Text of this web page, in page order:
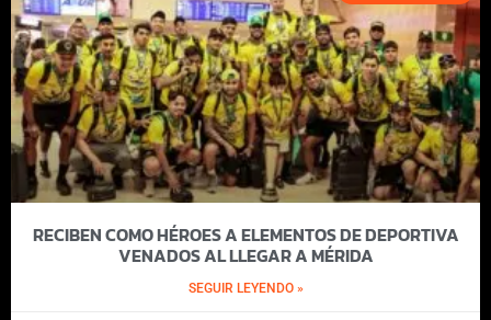
RECIBEN COMO HÉROES A ELEMENTOS DE DEPORTIVA
VENADOS AL LLEGAR A MÉRIDA
SEGUIR LEYENDO »